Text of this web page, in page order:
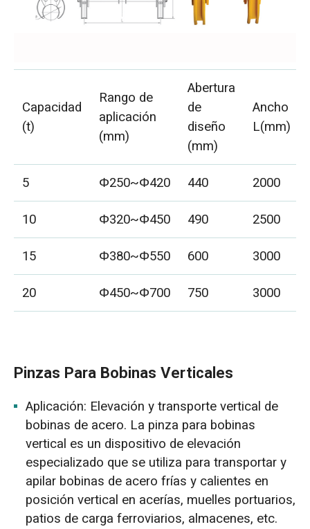
Capacidad
(t)
Rango de
aplicación
(mm)
Abertura
de
diseño
(mm)
Ancho
L(mm)
5 Φ250~Φ420 440 2000
10
Φ320~Φ450 490 2500
15
Φ380~Φ550 600 3000
20
Φ450~Φ700 750 3000
Pinzas Para Bobinas Verticales
Aplicación: Elevación y transporte vertical de
bobinas de acero. La pinza para bobinas
vertical es un dispositivo de elevación
especializado que se utiliza para transportar y
apilar bobinas de acero frías y calientes en
posición vertical en acerías, muelles portuarios,
patios de carga ferroviarios, almacenes, etc.